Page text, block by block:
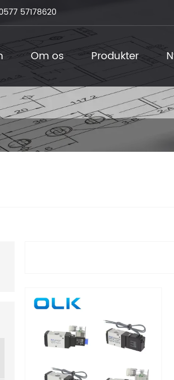
57178620
Om os Produkter